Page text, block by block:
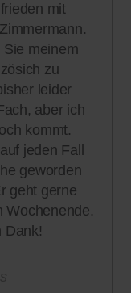
mit
Sie meinem
zu
leider
aber ich
kommt.
jeden Fall
geworden
geht gerne
Wochenende.
Dank!